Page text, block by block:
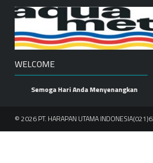
WELCOME
Semoga Hari Anda Menyenangkan
© 2026 PT. HARAPAN UTAMA